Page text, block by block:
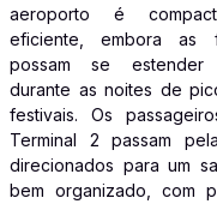
aeroporto é
eficiente, embora as
possam se estender
durante as noites de
festivais. Os
Terminal 2 passam
direcionados para um
bem organizado, com